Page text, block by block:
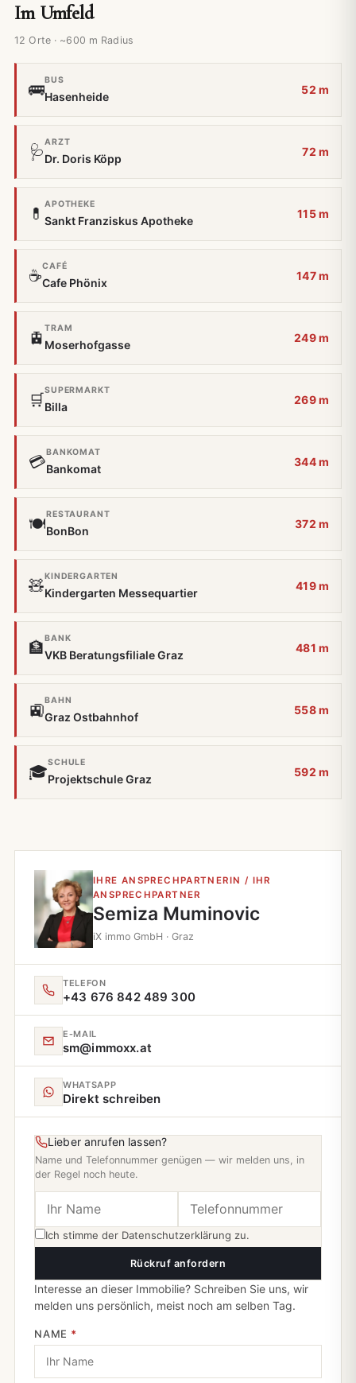
Im Umfeld
12 Orte · ~600 m Radius
🚌
BUS
Hasenheide
52 m
🩺
ARZT
Dr. Doris Köpp
72 m
💊
APOTHEKE
Sankt Franziskus Apotheke
115 m
☕
CAFÉ
Cafe Phönix
147 m
🚊
TRAM
Moserhofgasse
249 m
🛒
SUPERMARKT
Billa
269 m
💳
BANKOMAT
Bankomat
344 m
🍽️
RESTAURANT
BonBon
372 m
🧸
KINDERGARTEN
Kindergarten Messequartier
419 m
🏦
BANK
VKB Beratungsfiliale Graz
481 m
🚉
BAHN
Graz Ostbahnhof
558 m
🎓
SCHULE
Projektschule Graz
592 m
IHRE ANSPRECHPARTNERIN / IHR
ANSPRECHPARTNER
Semiza Muminovic
iX immo GmbH · Graz
TELEFON
+43 676 842 489 300
E‑MAIL
sm@immoxx.at
WHATSAPP
Direkt schreiben
Lieber anrufen lassen?
Name und Telefonnummer genügen — wir melden uns, in
der Regel noch heute.
Ich stimme der Datenschutzerklärung zu.
Rückruf anfordern
Interesse an dieser Immobilie? Schreiben Sie uns, wir
melden uns persönlich, meist noch am selben Tag.
NAME *